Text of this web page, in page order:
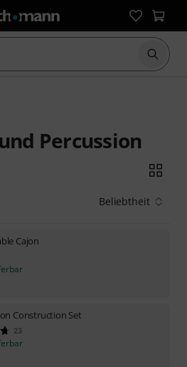
Suche
Percussion
Beliebtheit
Cajon
Construction Set
23